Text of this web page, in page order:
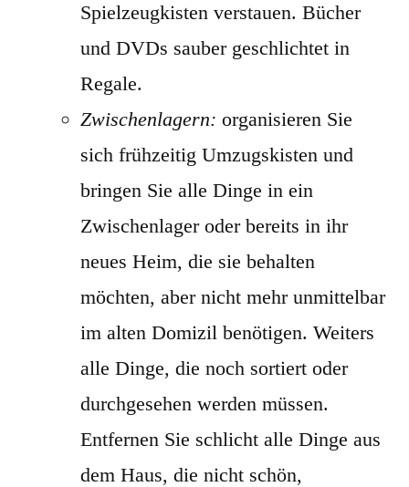
Spielzeugkisten verstauen. Bücher
und DVDs sauber geschlichtet in
Regale.
Zwischenlagern: organisieren Sie
sich frühzeitig Umzugskisten und
bringen Sie alle Dinge in ein
Zwischenlager oder bereits in ihr
neues Heim, die sie behalten
möchten, aber nicht mehr unmittelbar
im alten Domizil benötigen. Weiters
alle Dinge, die noch sortiert oder
durchgesehen werden müssen.
Entfernen Sie schlicht alle Dinge aus
dem Haus, die nicht schön,